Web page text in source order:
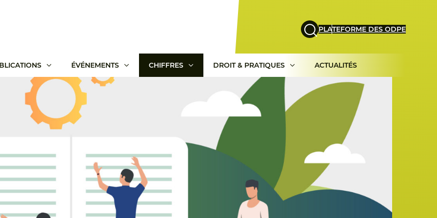
PLATEFORME DES ODPE
ÉVÉNEMENTS CHIFFRES DROIT & PRATIQUES ACTUALITÉS